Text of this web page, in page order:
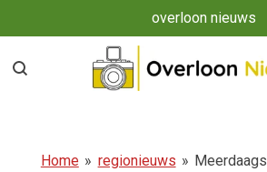
direct
naar
overloon nieuws
Home » regionieuws » Meerdaags